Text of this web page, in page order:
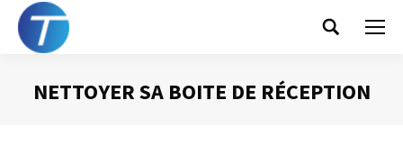
Search:
NETTOYER SA BOITE DE RÉCEPTION